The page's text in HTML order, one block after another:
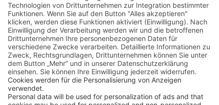
Im Preis enthaltene Leistungen:
Basispaket Hochzeit auf Oahu inkl.
Betreuung durch deutschsprachiges
Team mit
❯ E-Mail Support, um die Hochzeit zu